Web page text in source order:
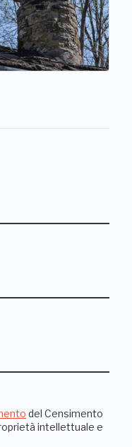
del Censimento
intellettuale e